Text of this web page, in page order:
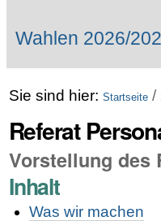
Wahlen 2026/
Sie sind hier: Startseite /
Referat
Vorstellung des
Inhalt
Was wir machen